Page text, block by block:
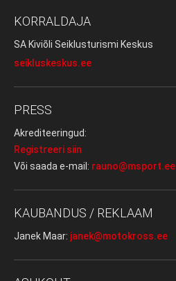
KORRALDAJA
SA Kiviõli Seiklusturismi Keskus
seikluskeskus.ee
PRESS
Akrediteeringud:
Registreeri siin
Või saada e-mail: rauno@msport.ee
KAUBANDUS / REKLAAM
Janek Maar: janek@motokross.ee